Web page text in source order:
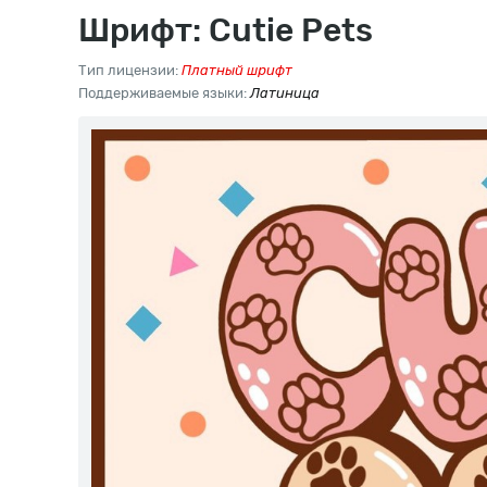
Шрифт: Cutie Pets
Тип лицензии: Платный шрифт
Поддерживаемые языки:Латиница